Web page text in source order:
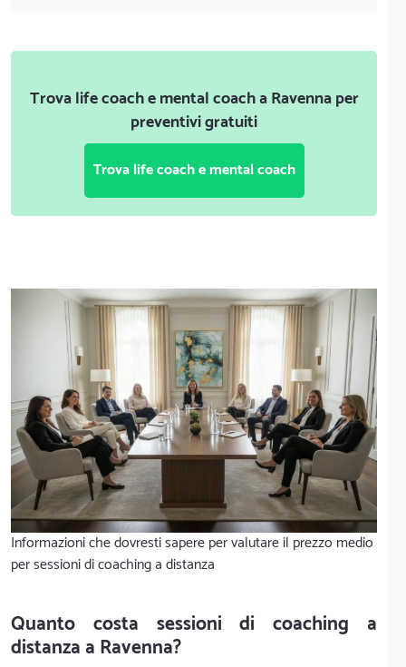
Trova life coach e mental coach a Ravenna per
preventivi gratuiti
Trova life coach e mental coach
Informazioni che dovresti sapere per valutare il prezzo medio
per sessioni di coaching a distanza
Quanto costa sessioni di coaching a
distanza a Ravenna?